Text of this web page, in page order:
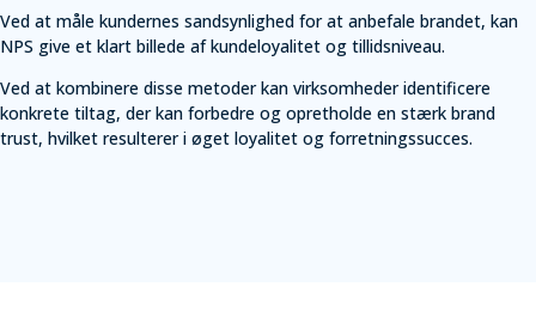
Ved at måle kundernes sandsynlighed for at anbefale brandet, kan
NPS give et klart billede af kundeloyalitet og tillidsniveau.
Ved at kombinere disse metoder kan virksomheder identificere
konkrete tiltag, der kan forbedre og opretholde en stærk brand
trust, hvilket resulterer i øget loyalitet og forretningssucces.